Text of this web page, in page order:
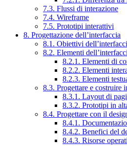
7.3. Flussi di interazione
7.4. Wireframe
7.5. Prototipi interattivi
8. Progettazione dell’interfaccia
8.1. Obiettivi
8.2. Elementi
8.2.1. Elementi di
8.2.2. Elementi
8.2.3. Elementi
8.3. Progettare e costruire
8.3.1. Layout di
8.3.2. Prototipi in
8.4. Progettare con il
8.4.1.
8.4.2. Benefici del
8.4.3. Risorse